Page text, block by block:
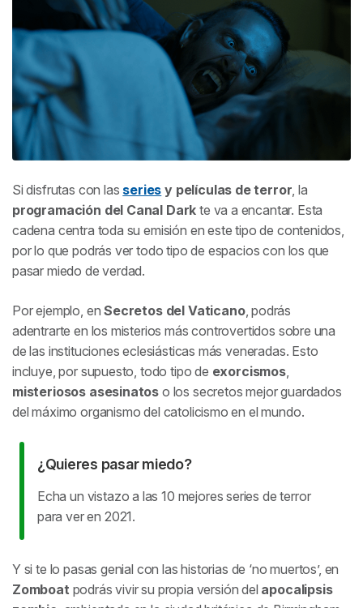
Si disfrutas con las series y películas de terror, la
programación del Canal Dark te va a encantar. Esta
cadena centra toda su emisión en este tipo de contenidos,
por lo que podrás ver todo tipo de espacios con los que
pasar miedo de verdad.
Por ejemplo, enSecretos del Vaticano, podrás
adentrarte en los misterios más controvertidos sobre una
de las instituciones eclesiásticas más veneradas. Esto
incluye, por supuesto, todo tipo de exorcismos,
misteriosos asesinatos o los secretos mejor guardados
del máximo organismo del catolicismo en el mundo.
¿Quieres pasar miedo?
Echa un vistazo a las 10 mejores series de terror
para ver en 2021.
Y si te lo pasas genial con las historias de ‘no muertos’, en
Zomboat podrás vivir su propia versión del apocalipsis